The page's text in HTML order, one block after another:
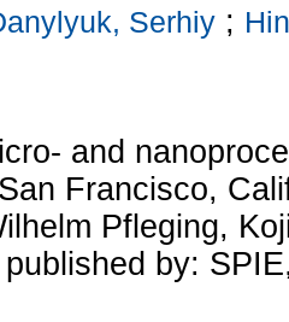
Serhiy ;
and
Francisco,
Pfleging,
by: